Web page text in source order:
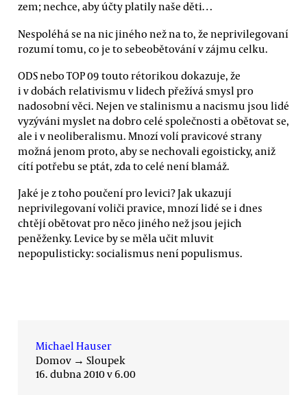
zem; nechce, aby účty platily naše děti…
Nespoléhá se na nic jiného než na to, že neprivilegovaní
rozumí tomu, co je to sebeobětování v zájmu celku.
ODS nebo TOP 09 touto rétorikou dokazuje, že
i v dobách relativismu v lidech přežívá smysl pro
nadosobní věci. Nejen ve stalinismu a nacismu jsou lidé
vyzýváni myslet na dobro celé společnosti a obětovat se,
ale i v neoliberalismu. Mnozí volí pravicové strany
možná jenom proto, aby se nechovali egoisticky, aniž
cítí potřebu se ptát, zda to celé není blamáž.
Jaké je z toho poučení pro levici? Jak ukazují
neprivilegovaní voliči pravice, mnozí lidé se i dnes
chtějí obětovat pro něco jiného než jsou jejich
peněženky. Levice by se měla učit mluvit
nepopulisticky: socialismus není populismus.
Michael Hauser
Domov → Sloupek
16. dubna 2010 v 6.00